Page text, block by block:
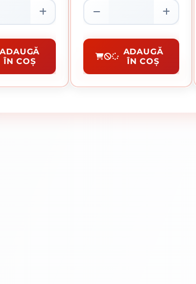
ADAUGĂ
ÎN COȘ
Teava RectangularaADAUGĂ
ÎN COȘ